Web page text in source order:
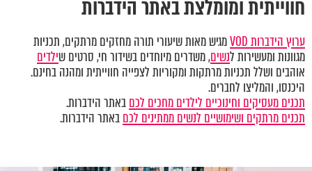
חווייתית ומומלצת באתר הידברות
ערוץ הידברות VOD
מגיש מאות שיעורי תורה מחזקים מרתקים, תכניות
מגוונות ומעשירות לנשים, משדרים מיוחדים בשידור חי, סרטים שילדים
אוהבים ושלל תכניות מרתקות ומקוריות לצפייה חווייתית ומהנה בחינם.
היכנסו, והמליצו לחברים.
תכנים מעסיקים וחינוכיים לילדים מחכים לכםבאתר הידברות.
תכנים מרתקים ושימושיים לנשים ממתינים לכםבאתר הידברות.